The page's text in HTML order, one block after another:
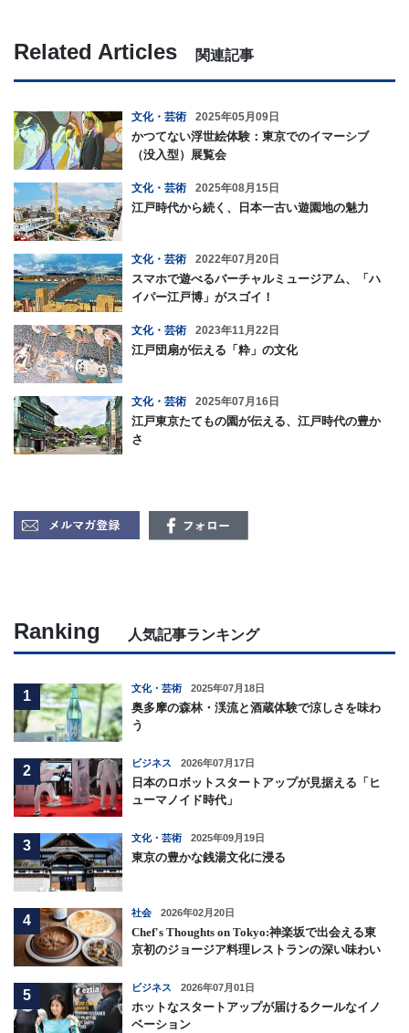
Related Articles 関連記事
文化・芸術 2025年05月09日
かつてない浮世絵体験：東京でのイマーシブ
（没入型）展覧会
文化・芸術 2025年08月15日
江戸時代から続く、日本一古い遊園地の魅力
文化・芸術 2022年07月20日
スマホで遊べるバーチャルミュージアム、「ハ
イパー江戸博」がスゴイ！
文化・芸術 2023年11月22日
江戸団扇が伝える「粋」の文化
文化・芸術 2025年07月16日
江戸東京たてもの園が伝える、江戸時代の豊か
さ
Ranking 人気記事ランキング
1
文化・芸術 2025年07月18日
奥多摩の森林・渓流と酒蔵体験で涼しさを味わ
う
2
ビジネス 2026年07月17日
日本のロボットスタートアップが見据える「ヒ
ューマノイド時代」
3
文化・芸術 2025年09月19日
東京の豊かな銭湯文化に浸る
4
社会 2026年02月20日
Chef's Thoughts on Tokyo:神楽坂で出会える東
京初のジョージア料理レストランの深い味わい
5
ビジネス 2026年07月01日
ホットなスタートアップが届けるクールなイノ
ベーション